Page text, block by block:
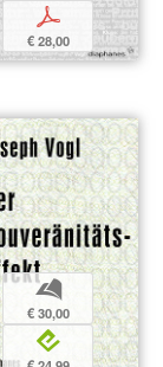
p
€ 28,00
b
€ 30,00
e